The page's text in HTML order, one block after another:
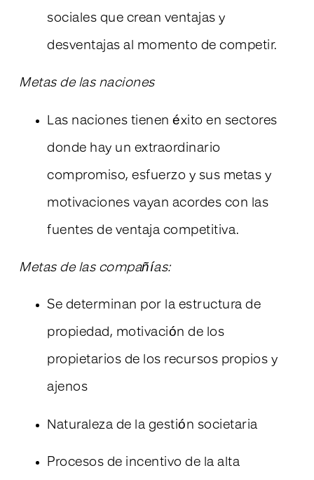
sociales que crean ventajas y
desventajas al momento de competir.
Metas de las naciones
Las naciones tienen éxito en sectores
donde hay un extraordinario
compromiso, esfuerzo y sus metas y
motivaciones vayan acordes con las
fuentes de ventaja competitiva.
Metas de las compañías:
Se determinan por la estructura de
propiedad, motivación de los
propietarios de los recursos propios y
ajenos
Naturaleza de la gestión societaria
Procesos de incentivo de la alta